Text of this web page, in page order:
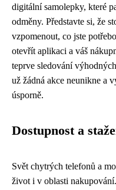
digitální samolepky, které
odměny. Představte si, že
vzpomenout, co jste
otevřít aplikaci a váš
teprve sledování
už žádná akce neunikne a
úsporně.
Dostupnost a
Svět chytrých telefonů a
život i v oblasti nakupování.